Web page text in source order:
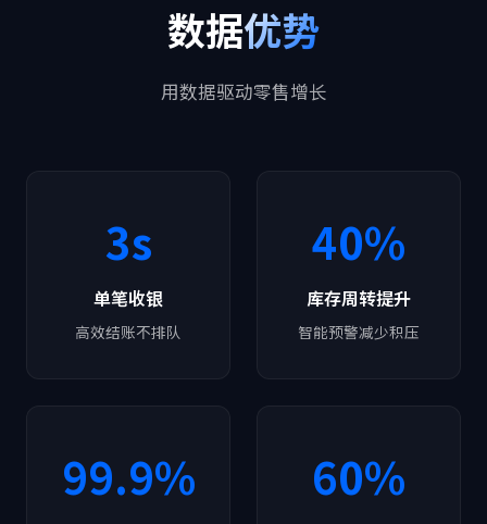
数据优势
用数据驱动零售增长
3s
单笔收银
高效结账不排队
40%
库存周转提升
智能预警减少积压
99.9% 60%